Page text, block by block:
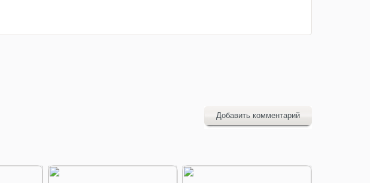
Добавить комментарий